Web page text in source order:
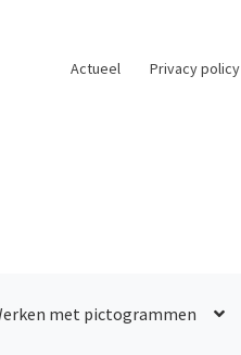
Actueel Privacy policy
met pictogrammen